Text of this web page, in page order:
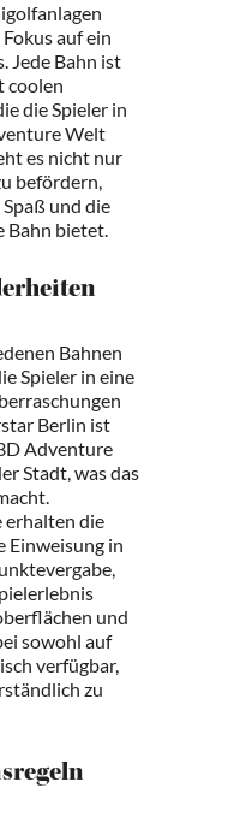
auf ein
Jede Bahn ist
coolen
die Spieler in
Welt
es nicht nur
befördern,
und die
Bahn bietet.
Bahnen
Spieler in eine
Berlin ist
Adventure
Stadt, was das
erhalten die
Einweisung in
und
sowohl auf
verfügbar,
zu